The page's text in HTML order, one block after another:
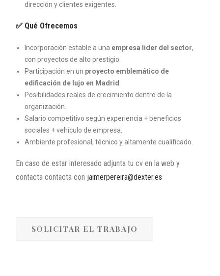
dirección y clientes exigentes.
✅ Qué Ofrecemos
Incorporación estable a una empresa líder del sector,
con proyectos de alto prestigio.
Participación en un proyecto emblemático de
edificación de lujo en Madrid
Posibilidades reales de crecimiento dentro de la
organización.
Salario competitivo según experiencia + beneficios
sociales + vehículo de empresa.
Ambiente profesional, técnico y altamente cualificado.
En caso de estar interesado adjunta tu cv en la web y
contacta contacta con jaimerpereira@dexter.es